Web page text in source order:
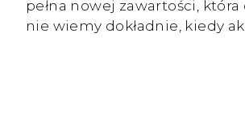
pełna nowej zawartości,
nie wiemy dokładnie, kiedy